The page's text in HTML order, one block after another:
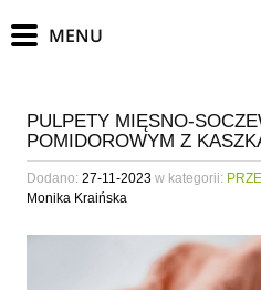
PULPETY MIĘSNO-
POMIDOROWYM Z
Dodano: 27-11-2023 w kategorii:
Monika Kraińska